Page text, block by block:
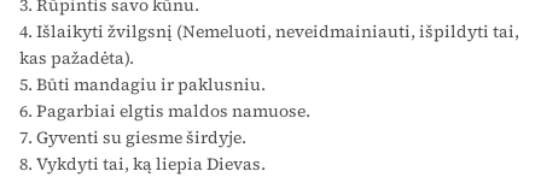
4. Išlaikyti žvilgsnį (Nemeluoti, neveidmainiauti, išpildyti tai,
kas pažadėta).
5. Būti mandagiu ir paklusniu.
6. Pagarbiai elgtis maldos namuose.
7. Gyventi su giesme širdyje.
8. Vykdyti tai, ką liepia Dievas.